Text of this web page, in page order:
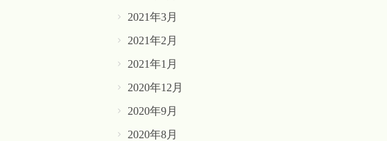
2021年3月
2021年2月
2021年1月
2020年12月
2020年9月
2020年8月